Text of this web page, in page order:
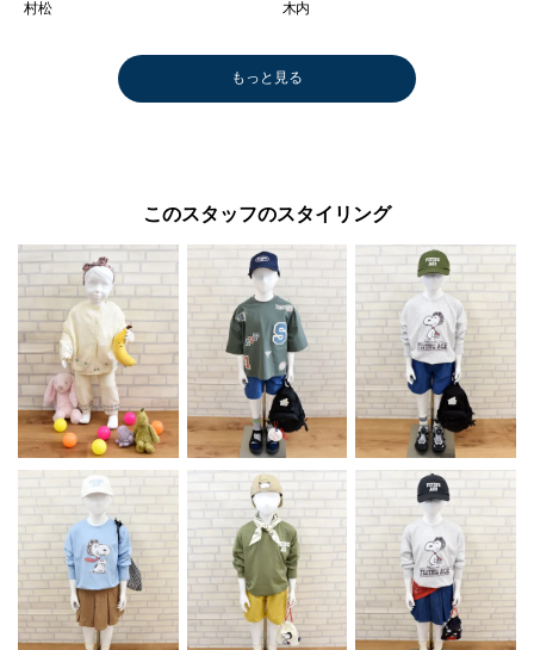
村松
木内
もっと見る
このスタッフのスタイリング